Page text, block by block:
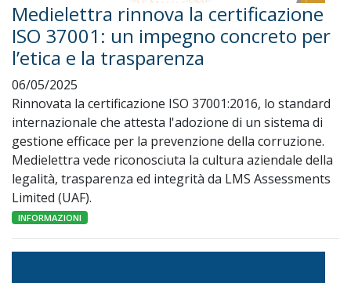
Medielettra rinnova la certificazione
ISO 37001: un impegno concreto per
l’etica e la trasparenza
06/05/2025
Rinnovata la certificazione ISO 37001:2016, lo standard
internazionale che attesta l'adozione di un sistema di
gestione efficace per la prevenzione della corruzione.
Medielettra vede riconosciuta la cultura aziendale della
legalità, trasparenza ed integrità da LMS Assessments
Limited (UAF).
INFORMAZIONI